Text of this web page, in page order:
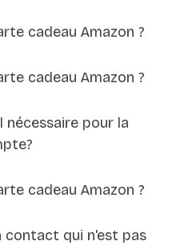
cadeau Amazon ?
cadeau Amazon ?
pour la
cadeau Amazon ?
contact qui n'est pas